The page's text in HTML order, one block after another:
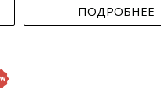
ПОДРОБНЕЕ